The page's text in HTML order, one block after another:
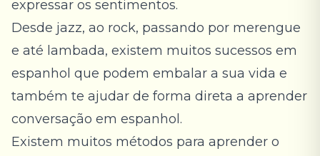
expressar os sentimentos.
Desde jazz, ao rock, passando por merengue
e até lambada, existem muitos sucessos em
espanhol que podem embalar a sua vida e
também te ajudar de forma direta a aprender
conversação em espanhol.
Existem muitos métodos para aprender o